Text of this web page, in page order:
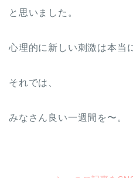
と思いました。
心理的に新しい刺激は本当
それでは、
みなさん良い一週間を〜。